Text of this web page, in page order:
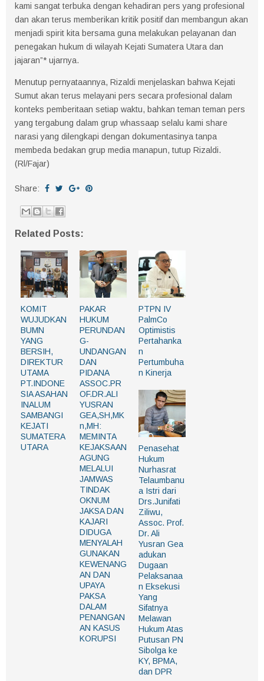
kami sangat terbuka dengan kehadiran pers yang profesional
dan akan terus memberikan kritik positif dan membangun akan
menjadi spirit kita bersama guna melakukan pelayanan dan
penegakan hukum di wilayah Kejati Sumatera Utara dan
jajaran”* ujarnya.
Menutup pernyataannya, Rizaldi menjelaskan bahwa Kejati
Sumut akan terus melayani pers secara profesional dalam
konteks pemberitaan setiap waktu, bahkan teman teman pers
yang tergabung dalam grup whassaap selalu kami share
narasi yang dilengkapi dengan dokumentasinya tanpa
membeda bedakan grup media manapun, tutup Rizaldi.
(Rl/Fajar)
Share:
Related Posts:
KOMIT
WUJUDKAN
BUMN
YANG
BERSIH,
DIREKTUR
UTAMA
PT.INDONE
SIA ASAHAN
INALUM
SAMBANGI
KEJATI
SUMATERA
UTARA
PAKAR
HUKUM
PERUNDAN
G-
UNDANGAN
DAN
PIDANA
ASSOC.PR
OF.DR.ALI
YUSRAN
GEA,SH,MK
n,MH:
MEMINTA
KEJAKSAAN
AGUNG
MELALUI
JAMWAS
TINDAK
OKNUM
JAKSA DAN
KAJARI
DIDUGA
MENYALAH
GUNAKAN
KEWENANG
AN DAN
UPAYA
PAKSA
DALAM
PENANGAN
AN KASUS
KORUPSI
PTPN IV
PalmCo
Optimistis
Pertahanka
n
Pertumbuha
n Kinerja
Penasehat
Hukum
Nurhasrat
Telaumbanu
a Istri dari
Drs.Junifati
Ziliwu,
Assoc. Prof.
Dr. Ali
Yusran Gea
adukan
Dugaan
Pelaksanaa
n Eksekusi
Yang
Sifatnya
Melawan
Hukum Atas
Putusan PN
Sibolga ke
KY, BPMA,
dan DPR